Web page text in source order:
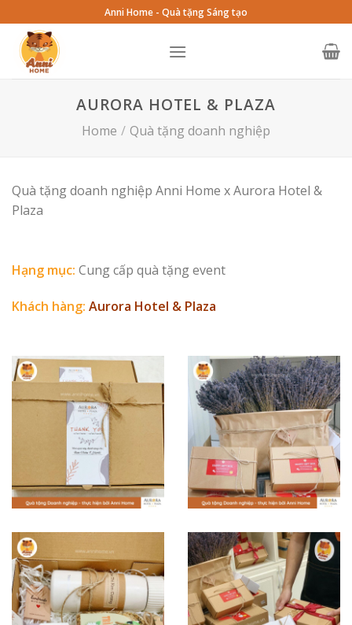
to
content
Anni Home - Quà tặng Sáng tạo
AURORA HOTEL & PLAZA
Home / Quà tặng doanh nghiệp
Quà tặng doanh nghiệp Anni Home x Aurora Hotel &
Plaza
Hạng mục: Cung cấp quà tặng event
Khách hàng: Aurora Hotel & Plaza